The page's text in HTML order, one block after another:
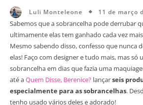
Luli Monteleone 11 de março
Sabemos que a sobrancelha pode derrubar
ultimamente elas tem ganhado cada vez
Mesmo sabendo disso, confesso que nunca
elas! Faço com designer e tudo mais, mas só
sobrancelha em dias que fazia uma
até aQuem Disse, Berenice? lançarseis
especialmente para as sobrancelhas.
tenho usado vários deles e adorado!